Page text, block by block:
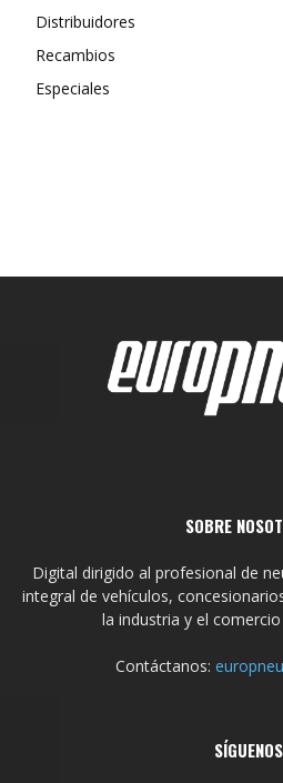
Distribuidores
Recambios
Especiales
SOBRE
Digital dirigido al profesional de
integral de vehículos,
la industria y el
Contáctanos:
SÍGUENOS